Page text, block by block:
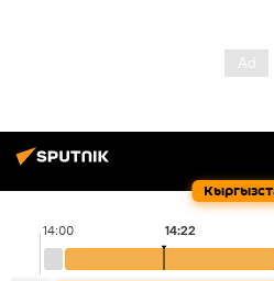
14:00 14:22